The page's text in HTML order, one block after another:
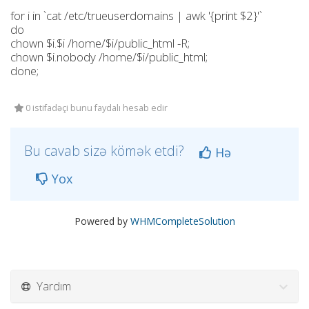
for i in `cat /etc/trueuserdomains | awk '{print $2}'`
do
chown $i.$i /home/$i/public_html -R;
chown $i.nobody /home/$i/public_html;
done;
0 istifadəçi bunu faydalı hesab edir
Bu cavab sizə kömək etdi?
Hə
Yox
Powered by WHMCompleteSolution
Yardım